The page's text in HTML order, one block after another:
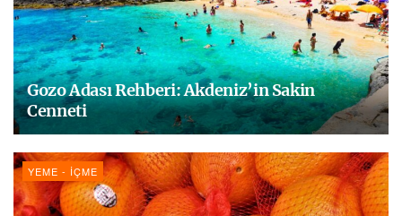
Gozo Adası Rehberi: Akdeniz’in Sakin
Cenneti
YEME - İÇME